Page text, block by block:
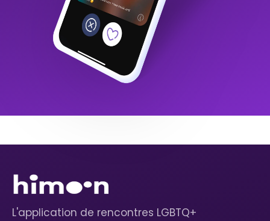
L'application de rencontres LGBTQ+